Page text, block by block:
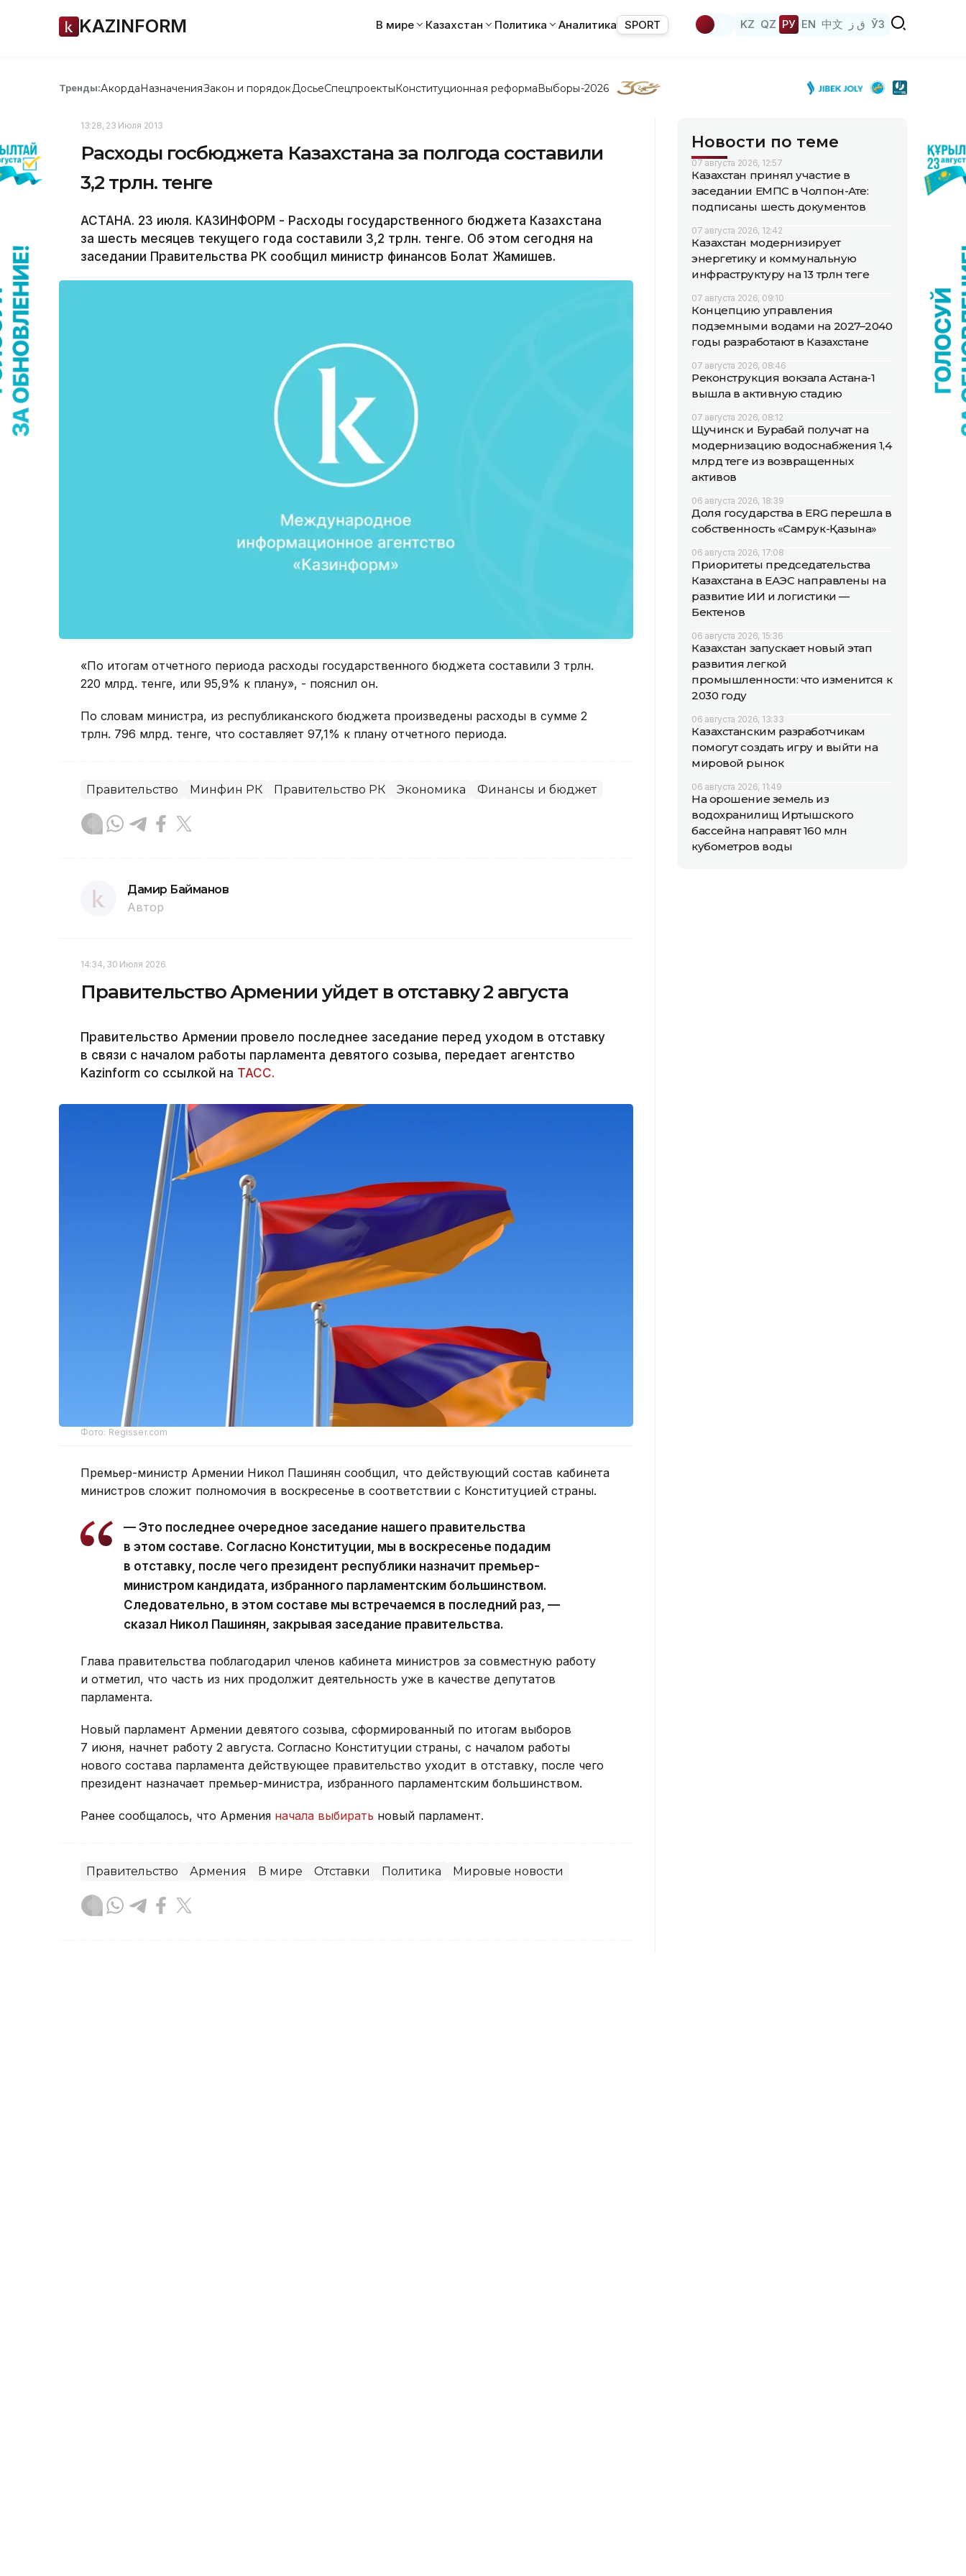
KAZINFORM В мире Казахстан Политика Аналитика SPORT KZ QZ РУ EN 中文 ق ز ЎЗ
Тренды:АкордаНазначенияЗакон и порядок ДосьеСпецпроектыКонституционная реформаВыборы-2026
13:28, 23 Июля 2013
Расходы госбюджета Казахстана за полгода составили
3,2 трлн. тенге
АСТАНА. 23 июля. КАЗИНФОРМ - Расходы государственного бюджета Казахстана
за шесть месяцев текущего года составили 3,2 трлн. тенге. Об этом сегодня на
заседании Правительства РК сообщил министр финансов Болат Жамишев.
«По итогам отчетного периода расходы государственного бюджета составили 3 трлн.
220 млрд. тенге, или 95,9% к плану», - пояснил он.
По словам министра, из республиканского бюджета произведены расходы в сумме 2
трлн. 796 млрд. тенге, что составляет 97,1% к плану отчетного периода.
Правительство Минфин РК Правительство РК Экономика Финансы и бюджет
Дамир Байманов
Автор
14:34, 30 Июля 2026
Правительство Армении уйдет в отставку 2 августа
Правительство Армении провело последнее заседание перед уходом в отставку
в связи с началом работы парламента девятого созыва, передает агентство
Kazinform со ссылкой на ТАСС.
Фото: Regisser.com
Премьер-министр Армении Никол Пашинян сообщил, что действующий состав кабинета
министров сложит полномочия в воскресенье в соответствии с Конституцией страны.
— Это последнее очередное заседание нашего правительства
в этом составе. Согласно Конституции, мы в воскресенье подадим
в отставку, после чего президент республики назначит премьер-
министром кандидата, избранного парламентским большинством.
Следовательно, в этом составе мы встречаемся в последний раз, —
сказал Никол Пашинян, закрывая заседание правительства.
Глава правительства поблагодарил членов кабинета министров за совместную работу
и отметил, что часть из них продолжит деятельность уже в качестве депутатов
парламента.
Новый парламент Армении девятого созыва, сформированный по итогам выборов
7 июня, начнет работу 2 августа. Согласно Конституции страны, с началом работы
нового состава парламента действующее правительство уходит в отставку, после чего
президент назначает премьер-министра, избранного парламентским большинством.
Ранее сообщалось, что Армения начала выбирать новый парламент.
Правительство Армения В мире Отставки Политика Мировые новости
Новости по теме
07 августа 2026, 12:57
Казахстан принял участие в
заседании ЕМПС в Чолпон-Ате:
подписаны шесть документов
07 августа 2026, 12:42
Казахстан модернизирует
энергетику и коммунальную
инфраструктуру на 13 трлн теңге
07 августа 2026, 09:10
Концепцию управления
подземными водами на 2027–2040
годы разработают в Казахстане
07 августа 2026, 08:46
Реконструкция вокзала Астана-1
вышла в активную стадию
07 августа 2026, 08:12
Щучинск и Бурабай получат на
модернизацию водоснабжения 1,4
млрд теңге из возвращенных
активов
06 августа 2026, 18:39
Доля государства в ERG перешла в
собственность «Самрук-Қазына»
06 августа 2026, 17:08
Приоритеты председательства
Казахстана в ЕАЭС направлены на
развитие ИИ и логистики —
Бектенов
06 августа 2026, 15:36
Казахстан запускает новый этап
развития легкой
промышленности: что изменится к
2030 году
06 августа 2026, 13:33
Казахстанским разработчикам
помогут создать игру и выйти на
мировой рынок
06 августа 2026, 11:49
На орошение земель из
водохранилищ Иртышского
бассейна направят 160 млн
кубометров воды